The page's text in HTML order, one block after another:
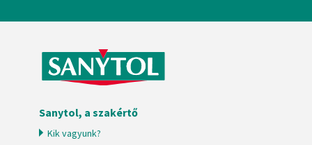
Sanytol, a szakértő
Kik vagyunk?